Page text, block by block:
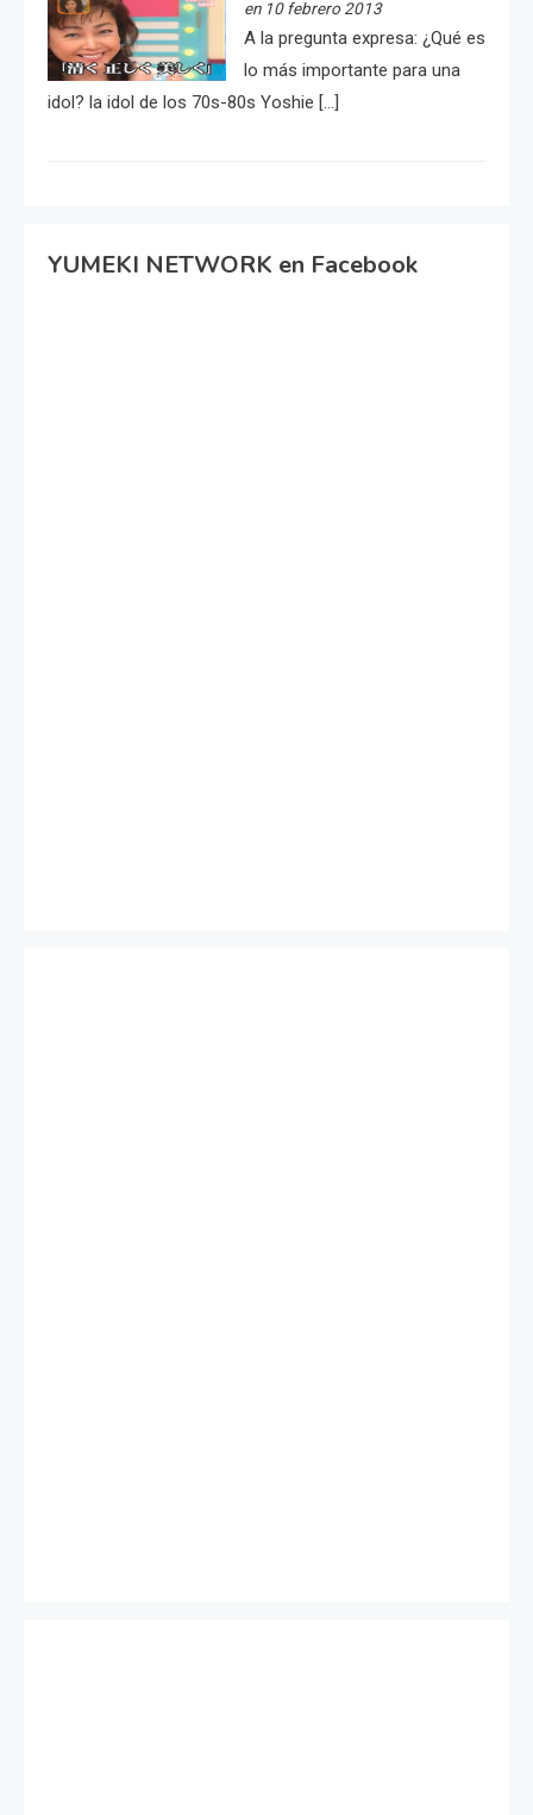
en 10 febrero 2013
A la pregunta expresa: ¿Qué es
lo más importante para una
idol? la idol de los 70s-80s Yoshie […]
YUMEKI NETWORK en Facebook